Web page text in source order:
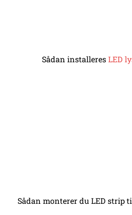
Sådan installeresLED
Sådan monterer du LED strip